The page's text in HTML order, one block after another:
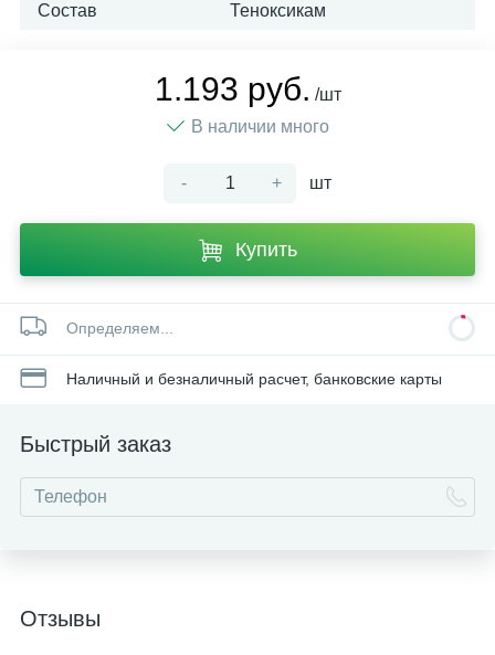
Состав Теноксикам
1.193 руб. /шт
В наличии много
- + шт
Купить
Определяем...
Наличный и безналичный расчет, банковские карты
Быстрый заказ
Отзывы